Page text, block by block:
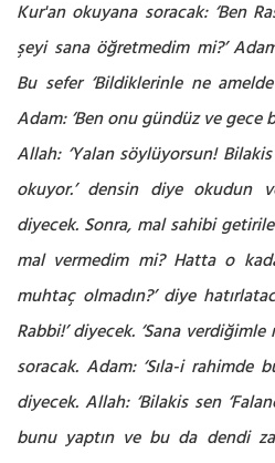
Kur'an okuyana soracak: ‘Ben
şeyi sana öğretmedim mi?’
Bu sefer ‘Bildiklerinle ne
Adam: ‘Ben onu gündüz ve gece
Allah: ‘Yalan söylüyorsun!
okuyor.’ densin diye okudun
diyecek. Sonra, mal sahibi
mal vermedim mi? Hatta o
muhtaç olmadın?’ diye
Rabbi!’ diyecek. ‘Sana
soracak. Adam: ‘Sıla-i rahimde
diyecek. Allah: ‘Bilakis sen
bunu yaptın ve bu da dendi